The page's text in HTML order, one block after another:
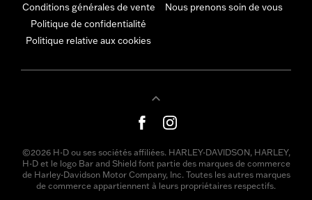
Conditions générales de vente
Politique de confidentialité
Politique relative aux cookies
Nous prenons soin de vous
©2026 H-D ou ses sociétés affiliées. HARLEY-DAVIDSON, HARLEY,
H-D et le logo Bar and Shield font partie des marques de commerce
de Harley-Davidson Motor Company, Inc. Toutes les autres marques
de commerce appartiennent à leurs propriétaires respectifs.